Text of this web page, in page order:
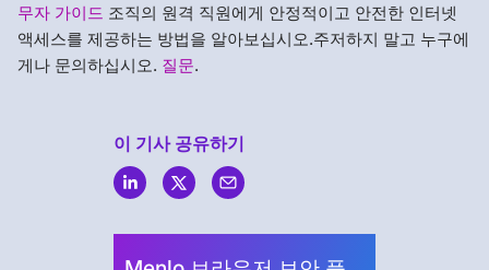
무자 가이드 조직의 원격 직원에게 안정적이고 안전한 인터넷
액세스를 제공하는 방법을 알아보십시오.주저하지 말고 누구에
게나 문의하십시오. 질문.
이 기사 공유하기